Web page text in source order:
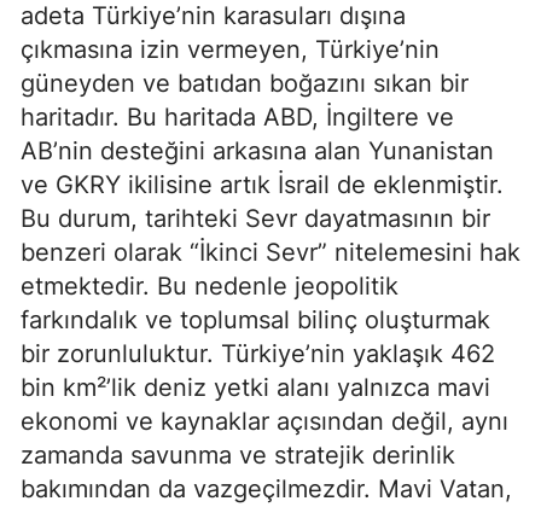
adeta Türkiye’nin karasuları dışına
çıkmasına izin vermeyen, Türkiye’nin
güneyden ve batıdan boğazını sıkan bir
haritadır. Bu haritada ABD, İngiltere ve
AB’nin desteğini arkasına alan Yunanistan
ve GKRY ikilisine artık İsrail de eklenmiştir.
Bu durum, tarihteki Sevr dayatmasının bir
benzeri olarak “İkinci Sevr” nitelemesini hak
etmektedir. Bu nedenle jeopolitik
farkındalık ve toplumsal bilinç oluşturmak
bir zorunluluktur. Türkiye’nin yaklaşık 462
bin km²’lik deniz yetki alanı yalnızca mavi
ekonomi ve kaynaklar açısından değil, aynı
zamanda savunma ve stratejik derinlik
bakımından da vazgeçilmezdir. Mavi Vatan,